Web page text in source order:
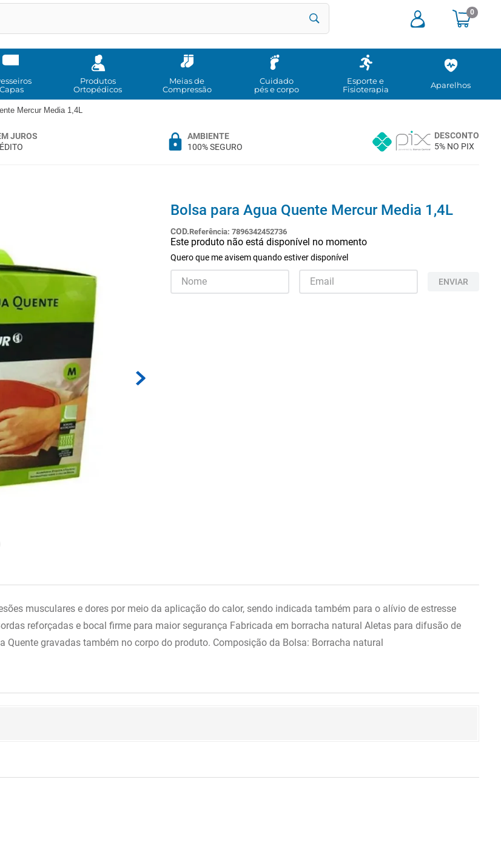
0
Produtos
Ortopédicos
Meias de
Compressão
Cuidado
pés e corpo
Esporte e
Fisioterapia
Aparelhos
Mercur Media 1,4L
JUROS
AMBIENTE
100% SEGURO
DESCONTO
5% NO PIX
Bolsa para Agua Quente Mercur Media 1,4L
Referência:7896342452736
Este produto não está disponível no momento
Quero que me avisem quando estiver disponível
ENVIAR
musculares e dores por meio da aplicação do calor, sendo indicada também para o alívio de estresse
reforçadas e bocal firme para maior segurança Fabricada em borracha natural Aletas para difusão de
gravadas também no corpo do produto. Composição da Bolsa: Borracha natural
BUSCADOS
punho